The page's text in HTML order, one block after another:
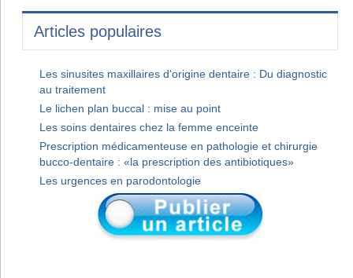
Articles populaires
Les sinusites maxillaires d'origine dentaire : Du diagnostic
au traitement
Le lichen plan buccal : mise au point
Les soins dentaires chez la femme enceinte
Prescription médicamenteuse en pathologie et chirurgie
bucco-dentaire : «la prescription des antibiotiques»
Les urgences en parodontologie